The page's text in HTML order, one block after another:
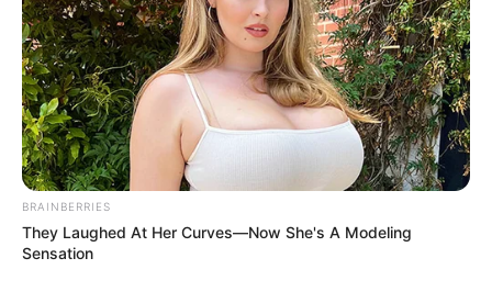
BRAINBERRIES
They Laughed At Her Curves—Now She's A Modeling
Sensation